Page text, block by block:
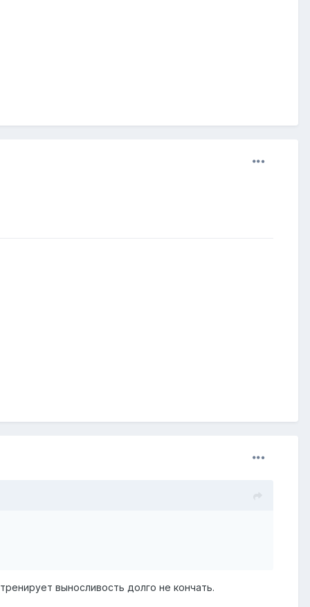
выносливость долго не кончать.